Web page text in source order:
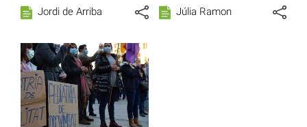
Jordi de Arriba Júlia Ramon